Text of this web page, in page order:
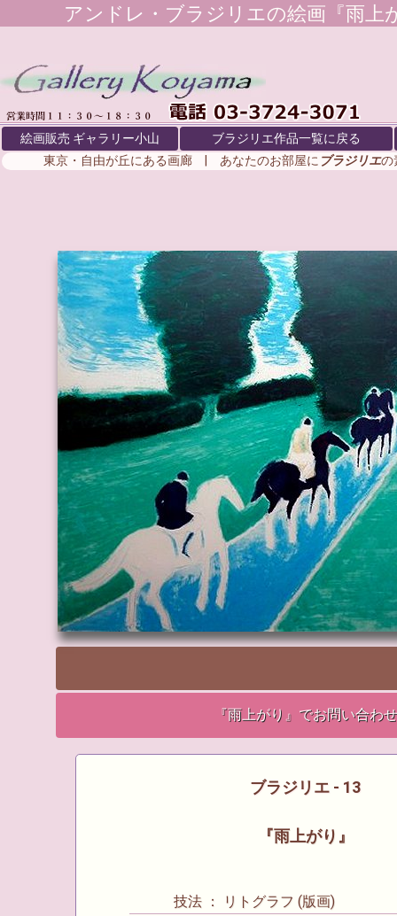
アンドレ・ブラジリエの絵画『雨上
絵画販売 ギャラリー小山
ブラジリエ作品一覧に戻る
東京・自由が丘にある画廊 | あなたのお部屋に ブラジリエの
『雨上がり』でお問い合わせ
ブラジリエ - 13
『雨上がり』
技法 ： リトグラフ (版画)